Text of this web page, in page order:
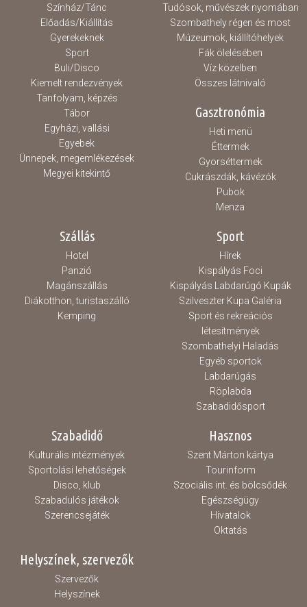
Színház/Tánc
Előadás/Kiállítás
Gyerekeknek
Sport
Buli/Disco
Kiemelt rendezvények
Tanfolyam, képzés
Tábor
Egyházi, vallási
Egyebek
Ünnepek, megemlékezések
Megyei kitekintő
Tudósok, művészek nyomában
Szombathely régen és most
Múzeumok, kiállítóhelyek
Fák ölelésében
Víz közelben
Összes látnivaló
Gasztronómia
Heti menü
Éttermek
Gyorséttermek
Cukrászdák, kávézók
Pubok
Menza
Szállás
Hotel
Panzió
Magánszállás
Diákotthon, turistaszálló
Kemping
Sport
Hírek
Kispályás Foci
Kispályás Labdarúgó Kupák
Szilveszter Kupa Galéria
Sport és rekreációs
létesítmények
Szombathelyi Haladás
Egyéb sportok
Labdarúgás
Röplabda
Szabadidősport
Szabadidő
Kulturális intézmények
Sportolási lehetőségek
Disco, klub
Szabadulós játékok
Szerencsejáték
Hasznos
Szent Márton kártya
Tourinform
Szociális int. és bölcsődék
Egészségügy
Hivatalok
Oktatás
Helyszínek, szervezők
Szervezők
Helyszínek